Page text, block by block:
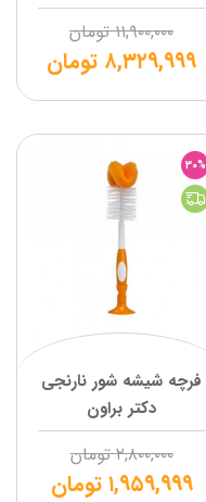
۱۱,۹۰۰,۰۰۰ تومان
۸,۳۲۹,۹۹۹ تومان
30%
فرچه شیشه شور نارنجی
دکتر براون
۲,۸۰۰,۰۰۰ تومان
۱,۹۵۹,۹۹۹ تومان